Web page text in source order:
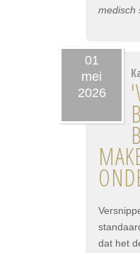
medisch
01
mei
2026
dat het